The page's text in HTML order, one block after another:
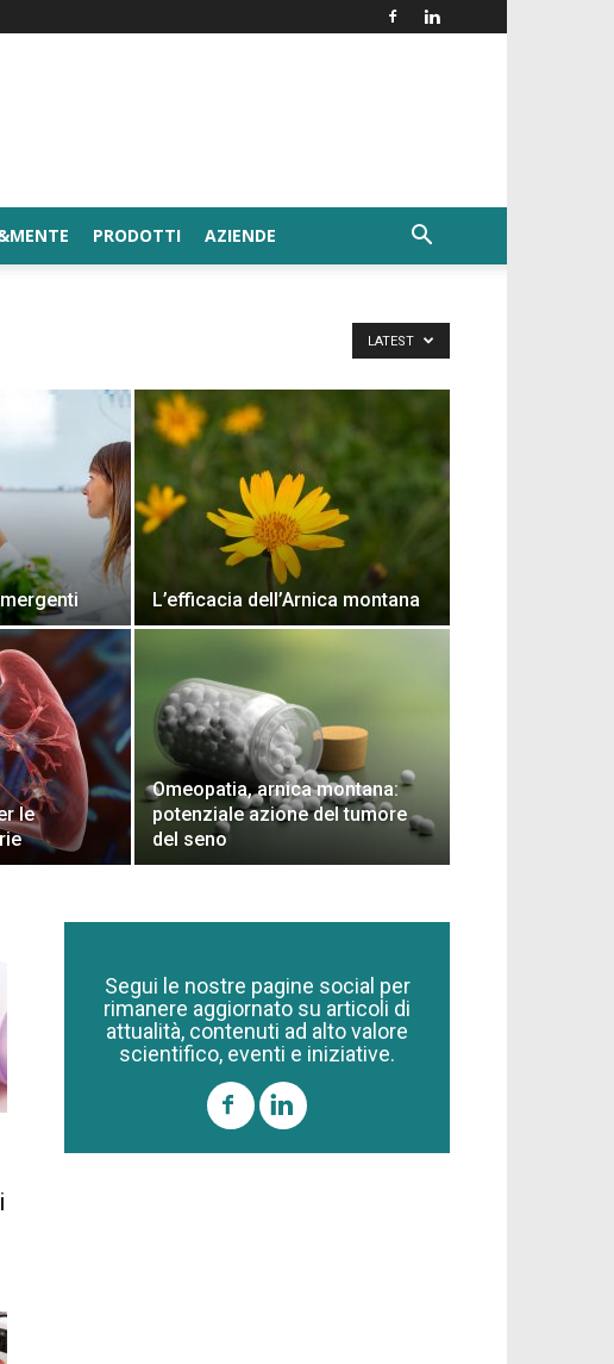
PRODOTTI AZIENDE
LATEST
L’efficacia dell’Arnica montana
le
Omeopatia, arnica montana:
potenziale azione del tumore
del seno
Segui le nostre pagine social per
rimanere aggiornato su articoli di
attualità, contenuti ad alto valore
scientifico, eventi e iniziative.